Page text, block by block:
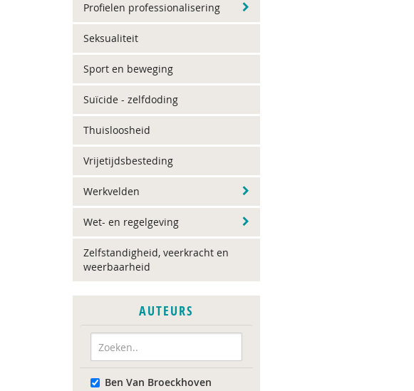
Profielen professionalisering
Seksualiteit
Sport en beweging
Suïcide - zelfdoding
Thuisloosheid
Vrijetijdsbesteding
Werkvelden
Wet- en regelgeving
Zelfstandigheid, veerkracht en
weerbaarheid
AUTEURS
Ben Van Broeckhoven